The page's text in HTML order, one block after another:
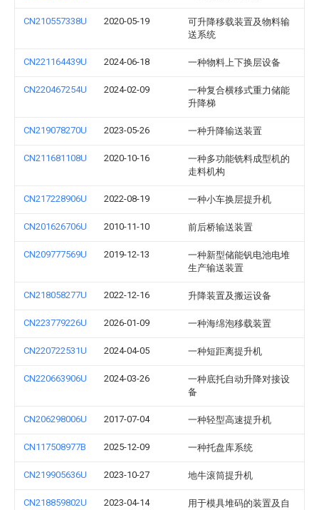
CN210557338U 2020-05-19
可升降移载装置及物料输
送系统
CN221164439U 2024-06-18 一种物料上下换层设备
CN220467254U 2024-02-09
一种复合横移式重力储能
升降梯
CN219078270U 2023-05-26 一种升降输送装置
CN211681108U 2020-10-16
一种多功能铣料成型机的
走料机构
CN217228906U 2022-08-19 一种小车换层提升机
CN201626706U 2010-11-10 前后桥输送装置
CN209777569U 2019-12-13
一种新型储能钒电池电堆
生产输送装置
CN218058277U 2022-12-16 升降装置及搬运设备
CN223779226U 2026-01-09 一种海绵泡移载装置
CN220722531U 2024-04-05 一种短距离提升机
CN220663906U 2024-03-26
一种底托自动升降对接设
备
CN206298006U 2017-07-04 一种轻型高速提升机
CN117508977B 2025-12-09 一种托盘库系统
CN219905636U 2023-10-27 地牛滚筒提升机
CN218859802U 2023-04-14
用于模具堆码的装置及自